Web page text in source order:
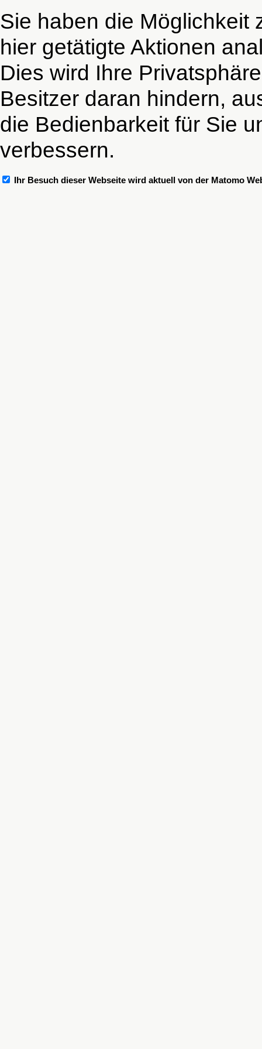
Sie haben die Möglichkeit
hier getätigte Aktionen
Dies wird Ihre
Besitzer daran hindern,
die Bedienbarkeit für Sie
verbessern.
Ihr Besuch dieser Webseite wird aktuell von der Matomo